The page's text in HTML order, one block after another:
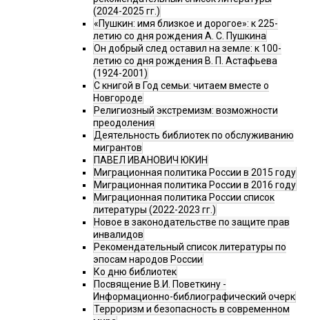
(2024-2025 гг.)
«Пушкин: имя близкое и дорогое»: к 225-
летию со дня рождения А. С. Пушкина
Он добрый след оставил на земле: к 100-
летию со дня рождения В. П. Астафьева
(1924-2001)
С книгой в Год семьи: читаем вместе о
Новгороде
Религиозный экстремизм: возможности
преодоления
Деятельность библиотек по обслуживанию
мигрантов
ПАВЕЛ ИВАНОВИЧ ЮКИН
Миграционная политика России в 2015 году
Миграционная политика России в 2016 году
Миграционная политика России список
литературы (2022-2023 гг.)
Новое в законодательстве по защите прав
инвалидов
Рекомендательный список литературы по
эпосам народов России
Ко дню библиотек
Посвящение В.И. Поветкину -
Информационно-библиографический очерк
Терроризм и безопасность в современном